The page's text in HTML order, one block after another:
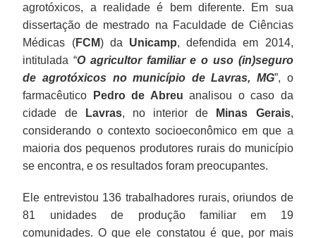
agrotóxicos, a realidade é bem diferente. Em sua
dissertação de mestrado na Faculdade de Ciências
Médicas (FCM) da Unicamp, defendida em 2014,
intitulada “O agricultor familiar e o uso (in)seguro
de agrotóxicos no município de Lavras, MG”, o
farmacêutico
Pedro de Abreu analisou o caso da
cidade de
Lavras, no interior de Minas Gerais,
considerando o contexto socioeconômico em que a
maioria dos pequenos produtores rurais do município
se encontra, e os resultados foram preocupantes.
Ele entrevistou 136 trabalhadores rurais, oriundos de
81 unidades de produção familiar em 19
comunidades. O que ele constatou é que, por mais